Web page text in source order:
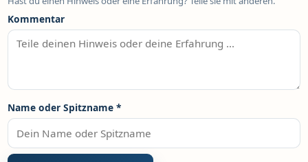
Kommentar
Name oder Spitzname *